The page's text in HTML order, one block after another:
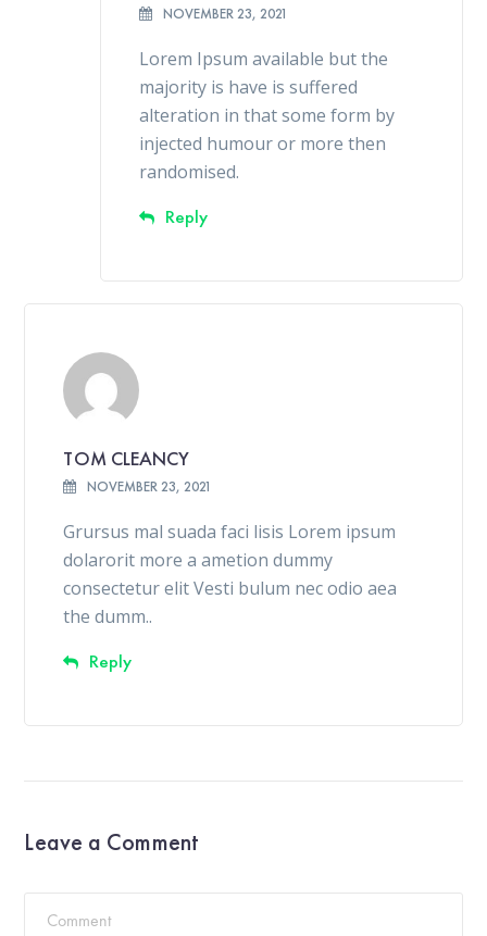
NOVEMBER 23, 2021
Lorem Ipsum available but the
majority is have is suffered
alteration in that some form by
injected humour or more then
randomised.
Reply
TOM CLEANCY
NOVEMBER 23, 2021
Grursus mal suada faci lisis Lorem ipsum
dolarorit more a ametion dummy
consectetur elit Vesti bulum nec odio aea
the dumm..
Reply
Leave a Comment